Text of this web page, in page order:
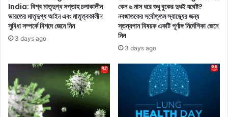
ঘু
রে
গি
য়ে
বা
ই
য়ে
র
টা
না
৪
ম্যা
ল
অ
ক্ষ
র
India: বিশ্ব মাতৃদুগ্ধ সপ্তাহ চলাকালীন
ভারতের মাতৃদুগ্ধ আইন এবং মাতৃত্বকালীন
সুবিধা সম্পর্কে বিশদে জেনে নিন
3 days ago
কেন ৬ মাস ধরে শুধু বুকের দুধই যথেষ্ট?
নবজাতকের সর্বোত্তম স্বাস্থ্যের জন্য
স্তন্যপান বিষয়ক একটি পূর্ণাঙ্গ নির্দেশিকা জেনে
নিন
3 days ago